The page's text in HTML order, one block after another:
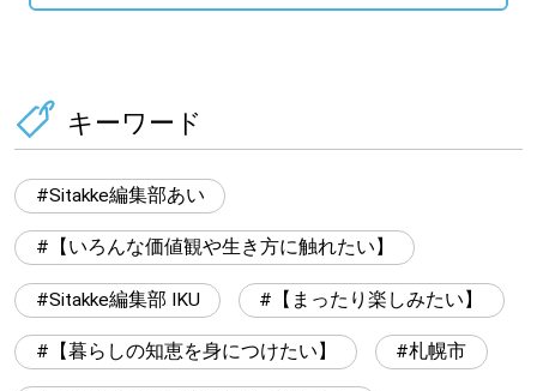
キーワード
Sitakke編集部あい
【いろんな価値観や生き方に触れたい】
Sitakke編集部 IKU 【まったり楽しみたい】
【暮らしの知恵を身につけたい】 札幌市